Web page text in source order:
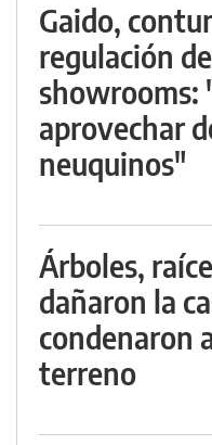
Gaido,
regulación
showrooms:
aprovechar
neuquinos"
Árboles,
dañaron la
condenaron
terreno